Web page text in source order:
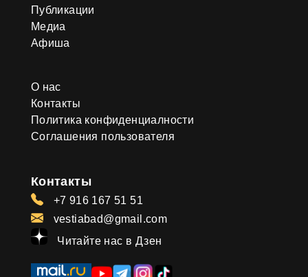
Публикации
Медиа
Афиша
О нас
Контакты
Политика конфиденциалности
Соглашения пользователя
Контакты
+7 916 167 51 51
vestiabad@gmail.com
Читайте нас в Дзен